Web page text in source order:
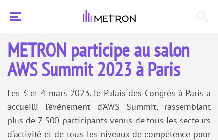
METRON participe au salon
AWS Summit 2023 à Paris
Les 3 et 4 mars 2023, le Palais des Congrès à Paris a
accueilli l’événement d’AWS Summit, rassemblant
plus de 7 500 participants venus de tous les secteurs
d'activité et de tous les niveaux de compétence pour